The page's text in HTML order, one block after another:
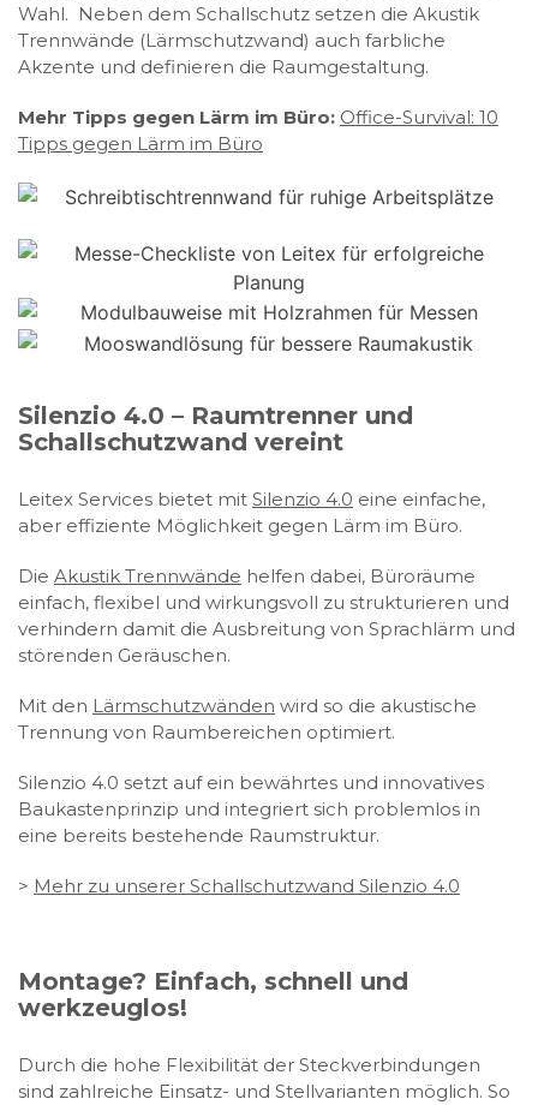
Wahl. Neben dem Schallschutz setzen die Akustik
Trennwände (Lärmschutzwand) auch farbliche
Akzente und definieren die Raumgestaltung.
Mehr Tipps gegen Lärm im Büro: Office-Survival: 10
Tipps gegen Lärm im Büro
Silenzio 4.0 – Raumtrenner und
Schallschutzwand vereint
Leitex Services bietet mit Silenzio 4.0 eine einfache,
aber effiziente Möglichkeit gegen Lärm im Büro.
Die Akustik Trennwände helfen dabei, Büroräume
einfach, flexibel und wirkungsvoll zu strukturieren und
verhindern damit die Ausbreitung von Sprachlärm und
störenden Geräuschen.
Mit den Lärmschutzwänden wird so die akustische
Trennung von Raumbereichen optimiert.
Silenzio 4.0 setzt auf ein bewährtes und innovatives
Baukastenprinzip und integriert sich problemlos in
eine bereits bestehende Raumstruktur.
> Mehr zu unserer Schallschutzwand Silenzio 4.0
Montage? Einfach, schnell und
werkzeuglos!
Durch die hohe Flexibilität der Steckverbindungen
sind zahlreiche Einsatz- und Stellvarianten möglich. So